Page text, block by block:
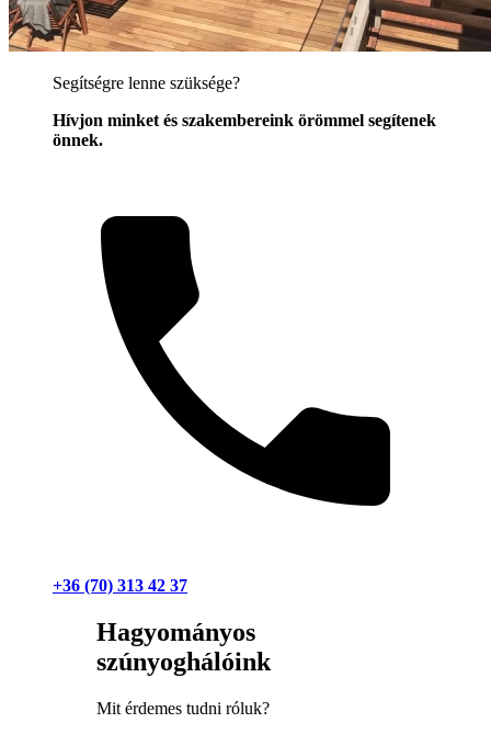
Segítségre lenne szüksége?
Hívjon minket és szakembereink örömmel segítenek
önnek.
+36 (70) 313 42 37
Hagyományos
szúnyoghálóink
Mit érdemes tudni róluk?